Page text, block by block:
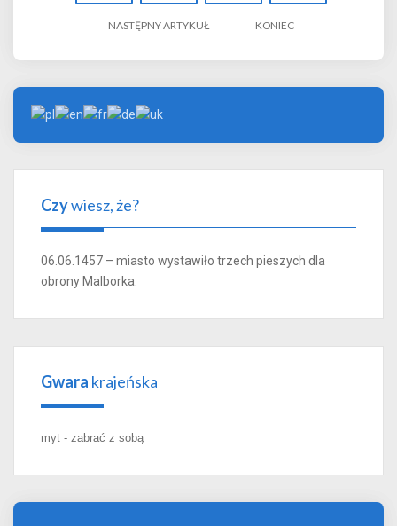
NASTĘPNY ARTYKUŁ KONIEC
Czywiesz, że?
06.06.1457 – miasto wystawiło trzech pieszych dla
obrony Malborka.
Gwara krajeńska
myt - zabrać z sobą